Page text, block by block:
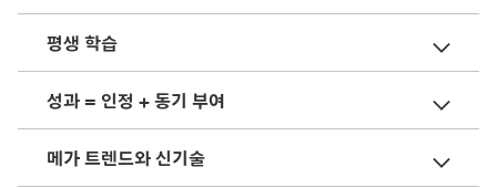
평생 학습
성과 = 인정 + 동기 부여
메가 트렌드와 신기술